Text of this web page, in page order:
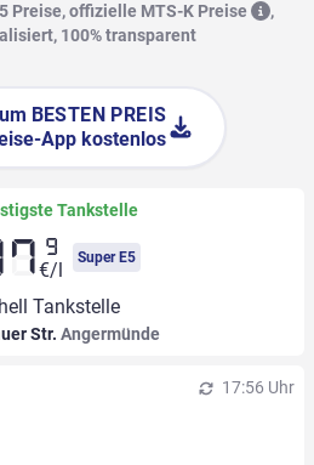
Preise, offizielle MTS-K Preise
,
100% transparent
BESTEN PREIS
App kostenlos
Tankstelle
9
€/l
Super E5
Tankstelle
Str. Angermünde
17:56 Uhr